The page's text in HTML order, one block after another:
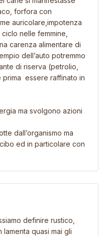
forfora con
auricolare,impotenza
nelle femmine,
carenza alimentare di
dell’auto potremmo
di riserva (petrolio,
essere raffinato in
ma svolgono azioni
dall’organismo ma
ed in particolare con
definire rustico,
quasi mai gli